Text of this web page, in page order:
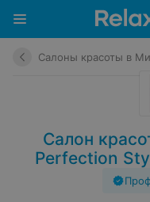
Салоны красоты в
Салон
Perfection